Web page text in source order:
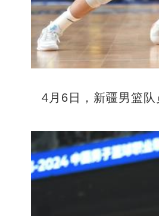
4月6日，新疆男篮